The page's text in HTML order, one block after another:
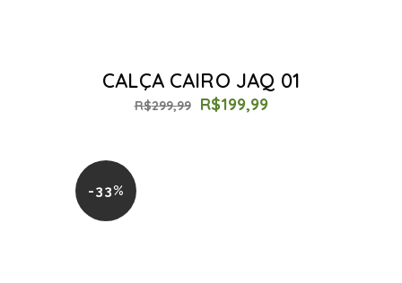
CALÇA CAIRO JAQ 01
R$299,99 R$199,99
-33%